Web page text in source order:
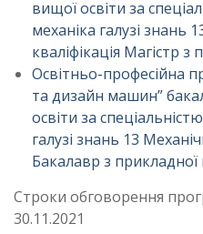
вищої освіти за
механіка галузі знань
кваліфікація Магістр
Освітньо-професійна
та дизайн машин”
освіти за
галузі знань 13
Бакалавр з прикладної
Строки обговорення
30.11.2021